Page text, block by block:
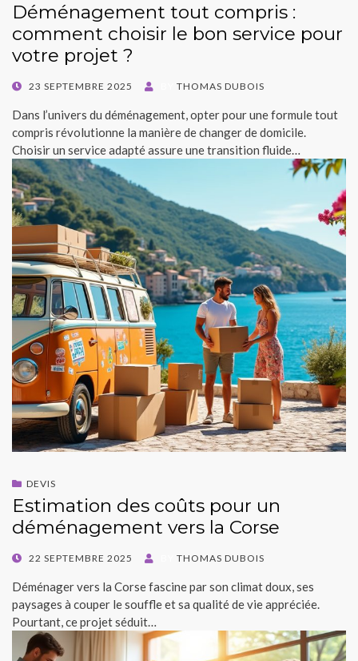
Déménagement tout compris :
comment choisir le bon service pour
votre projet ?
POSTED
23 SEPTEMBRE 2025 THOMAS DUBOIS
Dans l’univers du déménagement, opter pour une formule tout
compris révolutionne la manière de changer de domicile.
Choisir un service adapté assure une transition fluide…
DEVIS
Estimation des coûts pour un
déménagement vers la Corse
POSTED
22 SEPTEMBRE 2025 THOMAS DUBOIS
Déménager vers la Corse fascine par son climat doux, ses
paysages à couper le souffle et sa qualité de vie appréciée.
Pourtant, ce projet séduit…